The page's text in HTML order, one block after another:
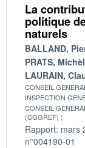
La
politique
naturels
BALLAND,
PRATS,
LAURAIN,
CONSEIL
INSPECTION
CONSEIL
(CGGREF)
Rapport: mars
n°004190-01